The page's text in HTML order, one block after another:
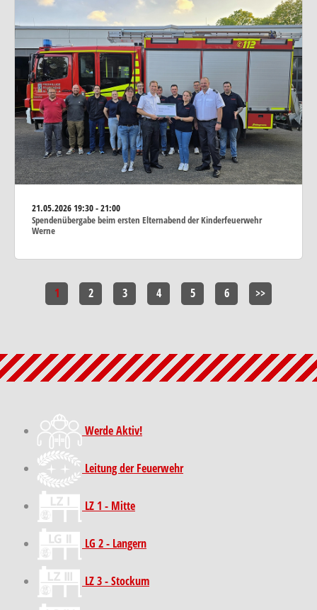
21.05.202619:30 - 21:00
Spendenübergabe beim ersten Elternabend der Kinderfeuerwehr
Werne
1 2 3 4 5 6 >>
Werde Aktiv!
Leitung der Feuerwehr
LZ 1 - Mitte
LG 2 - Langern
LZ 3 - Stockum